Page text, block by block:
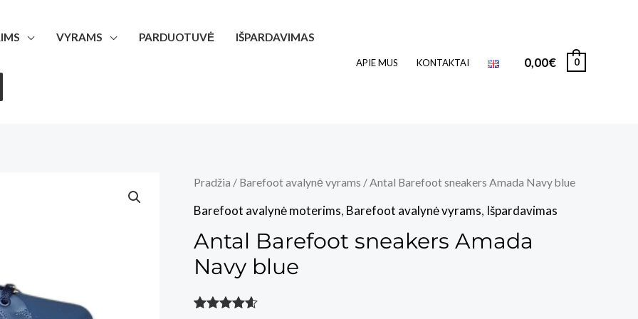
VYRAMS PARDUOTUVĖ IŠPARDAVIMAS
APIE MUS KONTAKTAI 0,00€ 0
Pradžia / Barefoot avalynė vyrams / Antal Barefoot sneakers Amada Navy blue
Barefoot avalynė moterims, Barefoot avalynė vyrams, Išpardavimas
Antal Barefoot sneakers Amada
Navy blue